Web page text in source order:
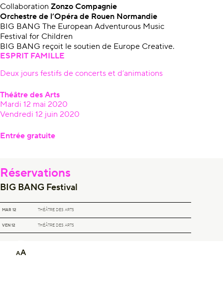
AA
Collaboration Zonzo Compagnie
Orchestre de l’Opéra de Rouen Normandie
BIG BANG The European Adventurous Music
Festival for Children
BIG BANG reçoit le soutien de Europe Creative.
ESPRIT FAMILLE
Deux jours festifs de concerts et d’animations
Théâtre des Arts
Mardi 12 mai 2020
Vendredi 12 juin 2020
Entrée gratuite
Réservations
BIG BANG Festival
MAR 12
BIG BANG FESTIVALTHÉÂTRE DES ARTS
VEN 12
BIG BANG FESTIVALTHÉÂTRE DES ARTS